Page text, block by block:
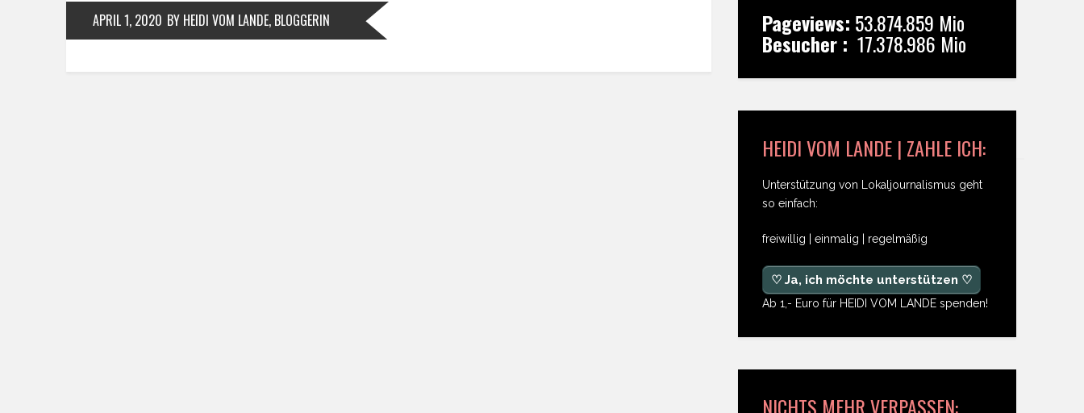
APRIL 1, 2020 BY HEIDI VOM LANDE, BLOGGERIN
Pageviews: 53.874.859 Mio
Besucher : 17.378.986 Mio
HEIDI VOM LANDE | ZAHLE ICH:
Unterstützung von Lokaljournalismus geht
so einfach:
freiwillig | einmalig | regelmäßig
♡ Ja, ich möchte unterstützen ♡
Ab 1,- Euro für HEIDI VOM LANDE spenden!
NICHTS MEHR VERPASSEN: